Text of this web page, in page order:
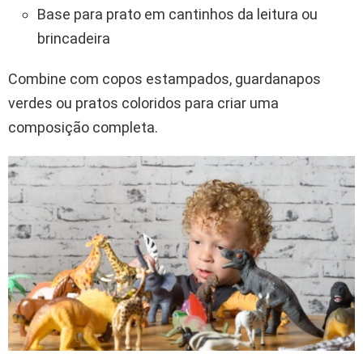
Base para prato em cantinhos da leitura ou
brincadeira
Combine com copos estampados, guardanapos
verdes ou pratos coloridos para criar uma
composição completa.